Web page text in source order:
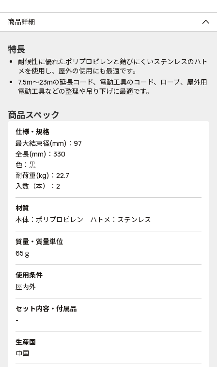
商品詳細
特長
耐候性に優れたポリプロピレンと錆びにくいステンレスのハト
メを使用し、屋外の使用にも最適です。
7.5m～23mの延長コード、電動工具のコード、ロープ、屋外用
電動工具などの整理や吊り下げに最適です。
商品スペック
仕様・規格
最大結束径(mm)：97
全長(mm)：330
色：黒
耐荷重(kg)：22.7
入数（本）：2
材質
本体：ポリプロピレン ハトメ：ステンレス
質量・質量単位
65ｇ
使用条件
屋内外
セット内容・付属品
-
生産国
中国